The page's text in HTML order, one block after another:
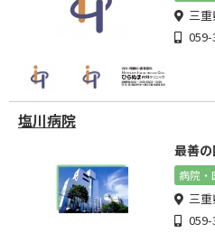
三
059-
塩川病院
最善の
病院・
三